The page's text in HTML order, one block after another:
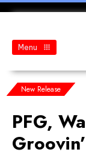
Menu
New Release
PFG,